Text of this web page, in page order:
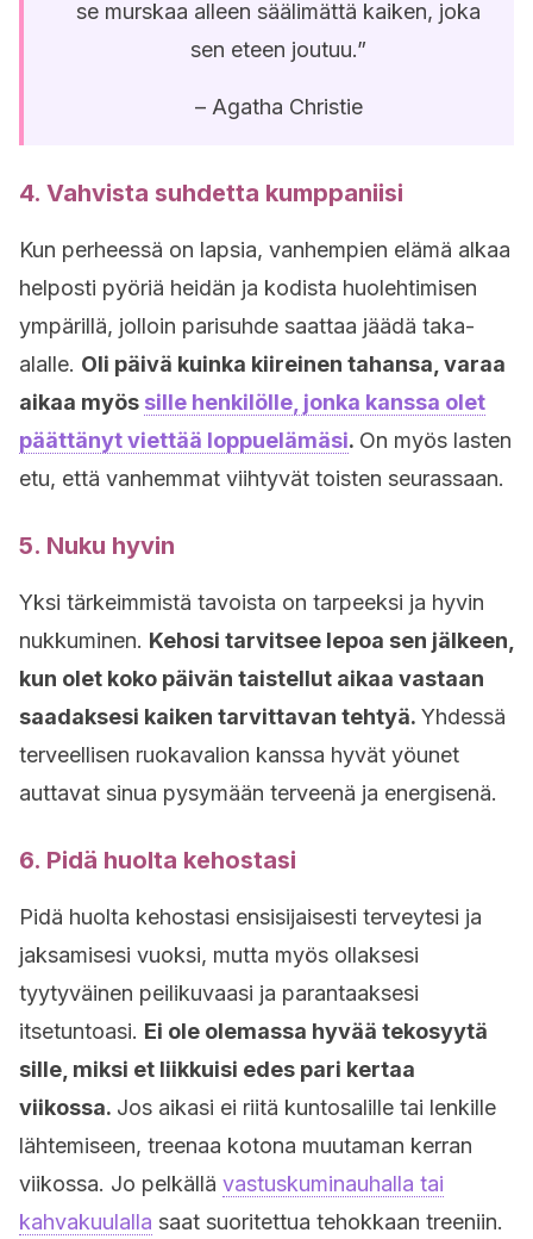
se murskaa alleen säälimättä kaiken, joka
sen eteen joutuu.”
– Agatha Christie
4. Vahvista suhdetta kumppaniisi
Kun perheessä on lapsia, vanhempien elämä alkaa
helposti pyöriä heidän ja kodista huolehtimisen
ympärillä, jolloin parisuhde saattaa jäädä taka-
alalle. Oli päivä kuinka kiireinen tahansa, varaa
aikaa myös sille henkilölle, jonka kanssa olet
päättänyt viettää loppuelämäsi. On myös lasten
etu, että vanhemmat viihtyvät toisten seurassaan.
5. Nuku hyvin
Yksi tärkeimmistä tavoista on tarpeeksi ja hyvin
nukkuminen. Kehosi tarvitsee lepoa sen jälkeen,
kun olet koko päivän taistellut aikaa vastaan
saadaksesi kaiken tarvittavan tehtyä. Yhdessä
terveellisen ruokavalion kanssa hyvät yöunet
auttavat sinua pysymään terveenä ja energisenä.
6. Pidä huolta kehostasi
Pidä huolta kehostasi ensisijaisesti terveytesi ja
jaksamisesi vuoksi, mutta myös ollaksesi
tyytyväinen peilikuvaasi ja parantaaksesi
itsetuntoasi. Ei ole olemassa hyvää tekosyytä
sille, miksi et liikkuisi edes pari kertaa
viikossa. Jos aikasi ei riitä kuntosalille tai lenkille
lähtemiseen, treenaa kotona muutaman kerran
viikossa. Jo pelkällä vastuskuminauhalla tai
kahvakuulalla saat suoritettua tehokkaan treeniin.